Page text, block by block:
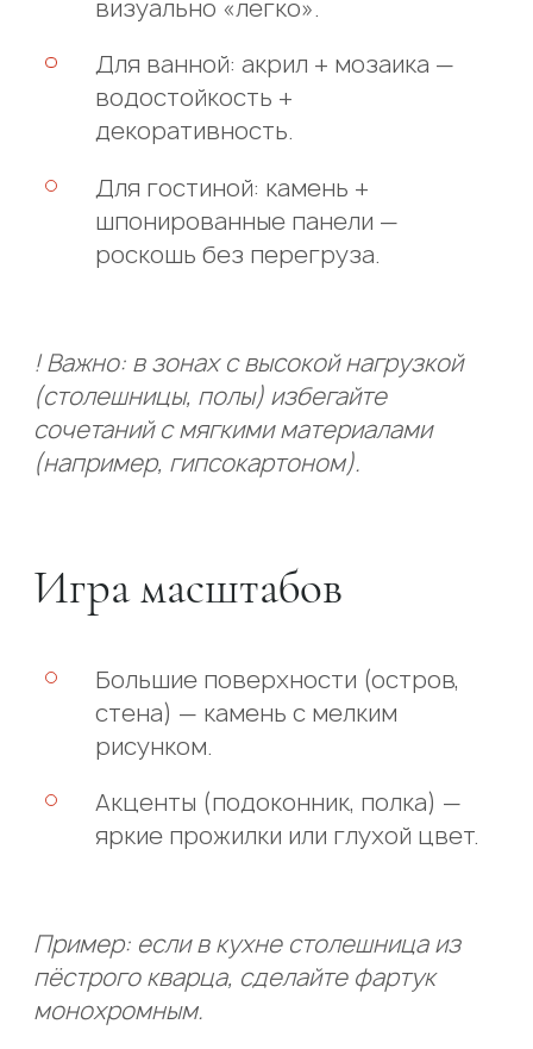
визуально «легко».
Для ванной: акрил + мозаика —
водостойкость +
декоративность.
Для гостиной: камень +
шпонированные панели —
роскошь без перегруза.
! Важно: в зонах с высокой нагрузкой
(столешницы, полы) избегайте
сочетаний с мягкими материалами
(например, гипсокартоном).
Игра масштабов
Большие поверхности (остров,
стена) — камень с мелким
рисунком.
Акценты (подоконник, полка) —
яркие прожилки или глухой цвет.
Пример: если в кухне столешница из
пёстрого кварца, сделайте фартук
монохромным.